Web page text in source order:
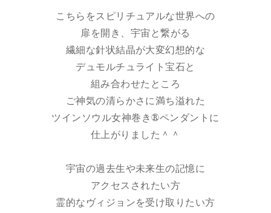
こちらをスピリチュアルな世界への
扉を開き、宇宙と繋がる
繊細な針状結晶が大変幻想的な
デュモルチュライト宝石と
組み合わせたところ
ご神気の清らかさに満ち溢れた
ツインソウル女神巻き®︎ペンダントに
仕上がりました＾＾
宇宙の過去生や未来生の記憶に
アクセスされたい方
霊的なヴィジョンを受け取りたい方